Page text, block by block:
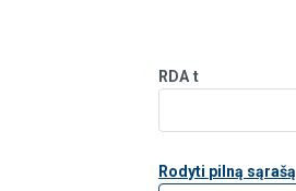
RDA t
Rodyti pilną sąrašą